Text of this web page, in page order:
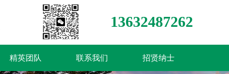
13632487262
精英团队 联系我们 招贤纳士